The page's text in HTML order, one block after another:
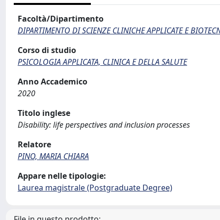
Facoltà/Dipartimento
DIPARTIMENTO DI SCIENZE CLINICHE APPLICATE E
Corso di studio
PSICOLOGIA APPLICATA, CLINICA E DELLA SALUTE
Anno Accademico
2020
Titolo inglese
Disability: life perspectives and inclusion processes
Relatore
PINO, MARIA CHIARA
Appare nelle tipologie:
Laurea magistrale (Postgraduate Degree)